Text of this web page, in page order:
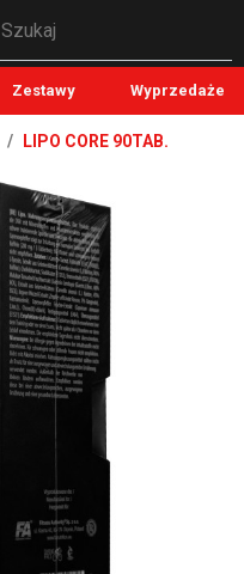
Szukaj
Zestawy Wyprzedaże
LIPO CORE 90TAB.